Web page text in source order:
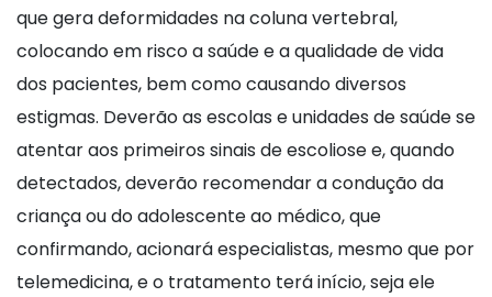
que gera deformidades na coluna vertebral,
colocando em risco a saúde e a qualidade de vida
dos pacientes, bem como causando diversos
estigmas. Deverão as escolas e unidades de saúde se
atentar aos primeiros sinais de escoliose e, quando
detectados, deverão recomendar a condução da
criança ou do adolescente ao médico, que
confirmando, acionará especialistas, mesmo que por
telemedicina, e o tratamento terá início, seja ele